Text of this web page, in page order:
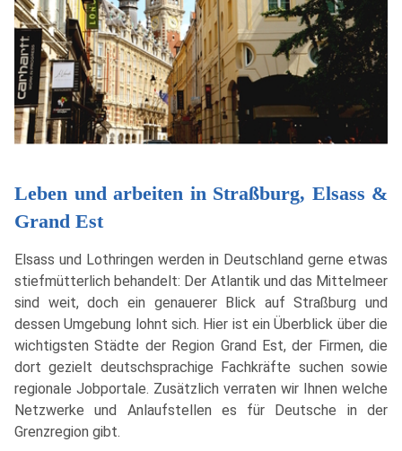
Leben und arbeiten in Straßburg, Elsass &
Grand Est
Elsass und Lothringen werden in Deutschland gerne etwas
stiefmütterlich behandelt: Der Atlantik und das Mittelmeer
sind weit, doch ein genauerer Blick auf Straßburg und
dessen Umgebung lohnt sich. Hier ist ein Überblick über die
wichtigsten Städte der Region Grand Est, der Firmen, die
dort gezielt deutschsprachige Fachkräfte suchen sowie
regionale Jobportale. Zusätzlich verraten wir Ihnen welche
Netzwerke und Anlaufstellen es für Deutsche in der
Grenzregion gibt.